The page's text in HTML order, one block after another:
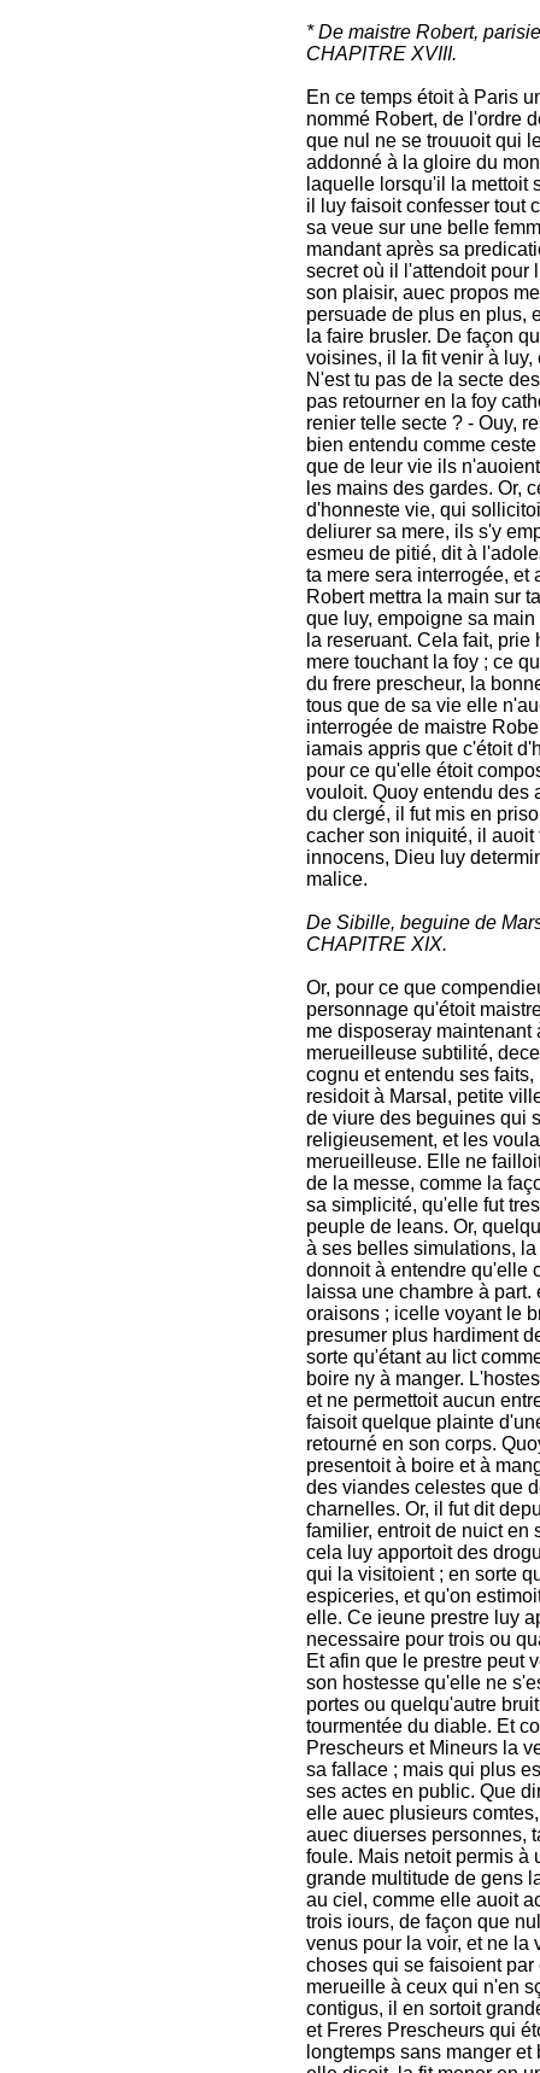
* De maistre Robert,
CHAPITRE XVIII.
En ce temps étoit à Paris
nommé Robert, de l'ordre
que nul ne se trouuoit qui
addonné à la gloire du
laquelle lorsqu'il la mettoit
il luy faisoit confesser tout
sa veue sur une belle
mandant après sa
secret où il l'attendoit pour
son plaisir, auec propos
persuade de plus en plus,
la faire brusler. De façon
voisines, il la fit venir à
N'est tu pas de la secte
pas retourner en la foy
renier telle secte ? - Ouy,
bien entendu comme
que de leur vie ils
les mains des gardes. Or,
d'honneste vie, qui
deliurer sa mere, ils s'y
esmeu de pitié, dit à
ta mere sera interrogée, et
Robert mettra la main sur
que luy, empoigne sa
la reseruant. Cela fait,
mere touchant la foy ; ce
du frere prescheur, la
tous que de sa vie elle
interrogée de maistre
iamais appris que c'étoit
pour ce qu'elle étoit
vouloit. Quoy entendu des
du clergé, il fut mis en
cacher son iniquité, il
innocens, Dieu luy
malice.
De Sibille, beguine de
CHAPITRE XIX.
Or, pour ce que
personnage qu'étoit
me disposeray
merueilleuse subtilité,
cognu et entendu ses faits, ie m'enhardiray à le rediger par escrit (17). Ceste fille residoit à Marsal, petite ville située au diocèse de Metz ; icelle considerant la façon de viure des beguines qui sous la reigle des Freres Prescheurs florissoient religieusement, et les voulant imiter en faits et dits, demonstroit en soy une simplicité merueilleuse. Elle ne failloit iamais à se trouuer es eglises aux heures des matines et de la messe, comme la façon de faire des beguines. Que dirois ie ? Elle fit tant valoir sa simplicité, qu'elle fut tres aggreable à Louis, pour lors curé de Marsal, et à tout le peuple de leans. Or, quelque bourgeoise de ladite ville auec son mari, adioutans foy à ses belles simulations, la receurent en leur logis, et auxquels ceste femmelette donnoit à entendre qu'elle communiquoit aux anges. Et partant la bourgeoisie luy laissa une chambre à part. en laquelle plus secrettement elle peut vacquer à ses oraisons ; icelle voyant le bruit de sa religieuse vie se diuulguer partout, commença à presumer plus hardiment de soy. Elle feignoit être quelquefois rauie en esprit, de sorte qu'étant au lict comme endormie, elle passoit un iour entier sans demander à boire ny à manger. L'hostesse aioutant foy à son dire, fermoit la porte de sa chambre, et ne permettoit aucun entrer dedans, et enuiron une certaine heure de la nuict, elle faisoit quelque plainte d'une voix basse, en sorte que l'on estimoit son esprit être retourné en son corps. Quoy entendant son hostesse, y accouroit hatiuement et luy presentoit à boire et à manger ; mais elle refusoit, disant qu'elle étoit tant bien repue des viandes celestes que doresnauant elle ne vouloit plus user des viandes charnelles. Or, il fut dit depuis qu'un ieune prestre de la mesme ville, qui luy étoit familier, entroit de nuict en sa chambre et luy fournissoit de bonnes viandes, et auec cela luy apportoit des drogues et espiceries bien flairantes, pour mieux deceuoir ceux qui la visitoient ; en sorte que toute sa chambre étoit remplie de l'odeur desdites espiceries, et qu'on estimoit icelle odeur auenir, lorsque les anges s'apparoissoient à elle. Ce ieune prestre luy apportoit des viures ce qu'il pouuoit congnoistre luy être necessaire pour trois ou quatre iours, et finement les cachoit sous la paille de son lict. Et afin que le prestre peut venir plus secrettement à elle, ceste fallacieuse disoit à son hostesse qu'elle ne s'espouuantast si d'auenture de nuict elle ouyoit ouurir ses portes ou quelqu'autre bruit, pour ce qu'en telle heure elle étoit immoderement tourmentée du diable. Et comme elle deceuoit ainsy tout le monde, les Freres Prescheurs et Mineurs la venoient visiter, et toutefois ne sceurent jamais apperceuoir sa fallace ; mais qui plus est, commencerent desià à prescher de sa sainteté et de ses actes en public. Que diray ie dauantage ? L'euesque de Metz (18) mesme vint à elle auec plusieurs comtes, gentilshommes, hommes d'armes, prestres, religieux, et auec diuerses personnes, tant hommes que femmes, tellement que s'y faisoit grande foule. Mais netoit permis à un chacun de la voir ; car oyant icelle dire qu'une si grande multitude de gens la venoient visiter, elle feignoit être rauie en esprit iusques au ciel, comme elle auoit accoustumé de faire, et